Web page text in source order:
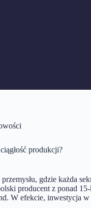
produkcji?
gdzie każda
producent z ponad
W efekcie, inwestycja w